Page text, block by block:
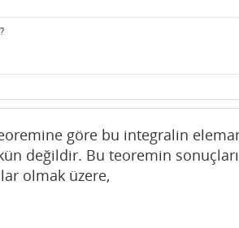
göre bu integralin
değildir. Bu teoremin
olmak üzere,